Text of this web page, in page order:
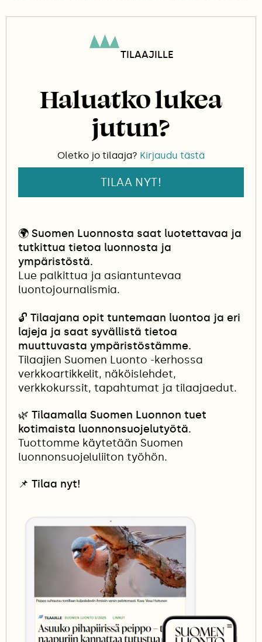
Vaaleaorakkaan satoaika on pitkä. Se ajoittuu
syyskuun alusta lokakuun loppuun saakka.
Myöhäisimmät vaaleaorakkaat olen kerännyt
marraskuun alkua saattaa vielä löytyä
hyväkuntoista ja hyvänmakuista
TILAAJILLE
Haluatko lukea
jutun?
Oletko jo tilaaja? Kirjaudu tästä
TILAA NYT!
🌍 Suomen Luonnosta saat luotettavaa ja
tutkittua tietoa luonnosta ja
ympäristöstä.
Lue palkittua ja asiantuntevaa
luontojournalismia.
🔓 Tilaajana opit tuntemaan luontoa ja eri
lajeja ja saat syvällistä tietoa
muuttuvasta ympäristöstämme.
Tilaajien Suomen Luonto -kerhossa
verkkoartikkelit, näköislehdet,
verkkokurssit, tapahtumat ja tilaajaedut.
🌿 Tilaamalla Suomen Luonnon tuet
kotimaista luonnonsuojelutyötä.
Tuottomme käytetään Suomen
luonnonsuojeluliiton työhön.
📌 Tilaa nyt!